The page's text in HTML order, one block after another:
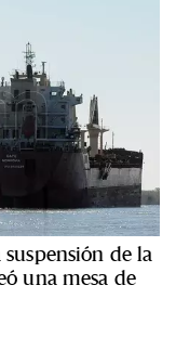
de la
una mesa de